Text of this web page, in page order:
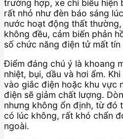
trường hợp, xe chỉ biểu hiện
rất nhỏ như đèn báo sáng
nước hoạt động thất
không đều, cảm biến phản
số chức năng điện tử mất tín
Điểm đáng chú ý là khoang
nhiệt, bụi, dầu và hơi ẩm.
vào giắc điện hoặc khu vực
điện sẽ giảm chất lượng.
nhưng không ổn định, từ đó
có lúc không, rất khó chẩn
ngoài.